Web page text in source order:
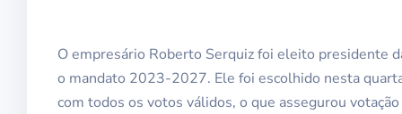
O empresário Roberto Serquiz foi eleito presidente
o mandato 2023-2027. Ele foi escolhido nesta
com todos os votos válidos, o que assegurou